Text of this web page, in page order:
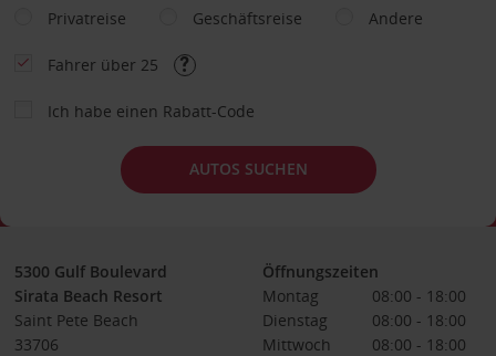
Privatreise
Geschäftsreise Andere
Fahrer über 25
Ich habe einen Rabatt-Code
AUTOS SUCHEN
5300 Gulf Boulevard
Sirata Beach Resort
Saint Pete Beach
33706
Öffnungszeiten
Montag
08:00 - 18:00
Dienstag
08:00 - 18:00
Mittwoch
08:00 - 18:00